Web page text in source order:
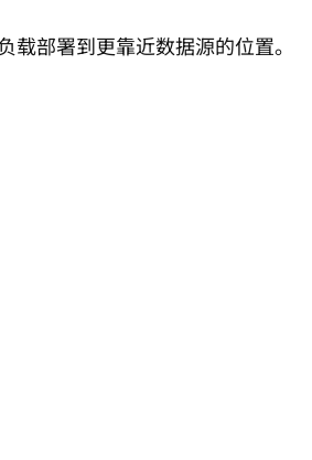
载部署到更靠近数据源的位置。